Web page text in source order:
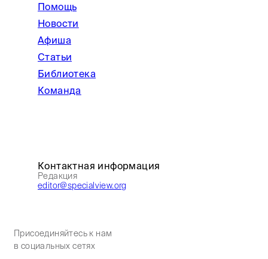
Помощь
Новости
Афиша
Статьи
Библиотека
Команда
Контактная информация
Редакция
editor@specialview.org
Присоединяйтесь к нам
в социальных сетях